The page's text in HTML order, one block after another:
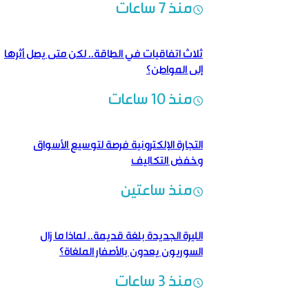
منذ 7 ساعات
ثلاث اتفاقيات في الطاقة.. لكن متى يصل أثرها
إلى المواطن؟
منذ 10 ساعات
التجارة الإلكترونية فرصة لتوسيع الأسواق
وخفض التكاليف
منذ ساعتين
الليرة الجديدة بلغة قديمة..‏ لماذا ما زال
السوريون يعدون بالأصفار الملغاة؟
منذ 3 ساعات